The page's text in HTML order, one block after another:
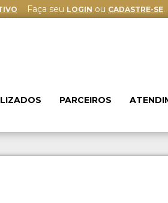
Faça seu LOGIN ou CADASTRE-SE.
PARCEIROS